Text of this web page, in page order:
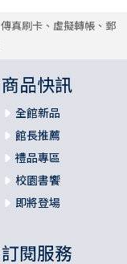
傳真刷卡、虛擬轉帳、郵
商品快訊
全館新品
館長推薦
禮品專區
校園書饗
即將登場
訂閱服務